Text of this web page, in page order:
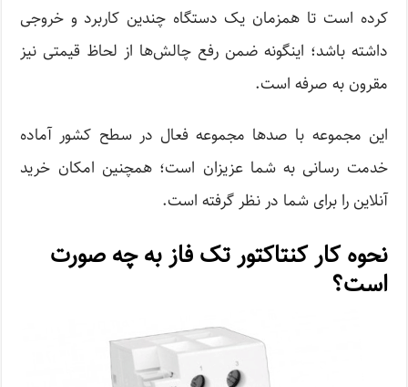
کرده است تا همزمان یک دستگاه چندین کاربرد و خروجی
داشته باشد؛ اینگونه ضمن رفع چالش‌ها از لحاظ قیمتی نیز
مقرون به صرفه است.
این مجموعه با صدها مجموعه فعال در سطح کشور آماده
خدمت رسانی به شما عزیزان است؛ همچنین امکان خرید
آنلاین را برای شما در نظر گرفته است.
نحوه کار کنتاکتور تک فاز به چه صورت
است؟